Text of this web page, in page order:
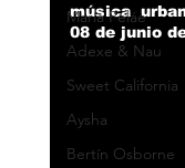
María Peláe
Adexe & Nau
Sweet California
Aysha
Bertín Osborne
música
08 de junio